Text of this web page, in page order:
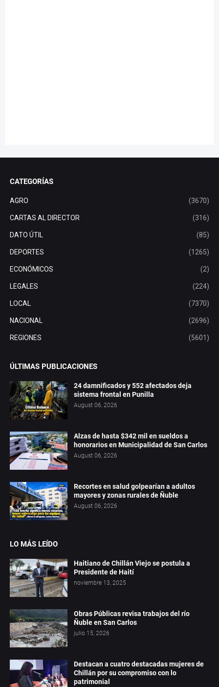
CATEGORÍAS
AGRO (3670)
CARTAS AL DIRECTOR (316)
DATO ÚTIL (85)
DEPORTES (1265)
ECONÓMICOS (2)
LEGALES (224)
LOCAL (7370)
NACIONAL (2696)
REGIONES (5601)
ÚLTIMAS PUBLICACIONES
24 damnificados y 552 afectados deja
sistema frontal en Punilla
August 06, 2026
Alzas de hasta $342 mil en sueldos a
honorarios en Municipalidad de San Carlos
August 06, 2026
Recortes en salud golpearían a adultos
mayores y zonas rurales de Ñuble
August 06, 2026
LO MÁS LEÍDO
Haitiano de Chillán Viejo se postula a
Presidente de Haití
noviembre 13, 2025
Obras Públicas revisa trabajos del río
Ñuble en San Carlos
julio 15, 2026
Destacan a cuatro destacadas mujeres de
Chillán por su compromiso con lo
patrimonial